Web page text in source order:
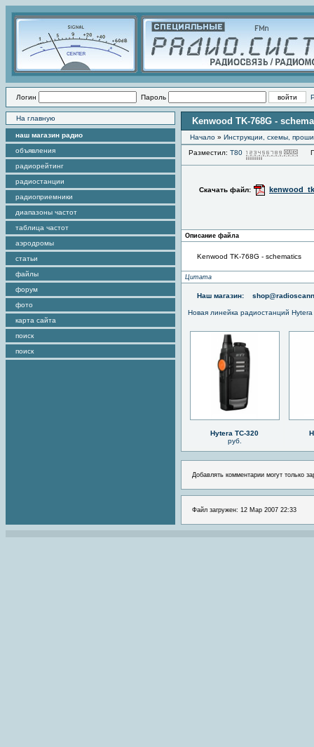
Логин Пароль
На главную
наш магазин радио
объявления
радиорейтинг
радиостанции
радиоприемники
диапазоны частот
таблица частот
аэродромы
статьи
файлы
форум
фото
карта сайта
поиск
поиск
Kenwood TK-768G -
Начало » Инструкции, схемы,
Разместил: Т80
Скачать файл:
Описание файла
Kenwood TK-768G - schematics
Цитата
Наш магазин:
Новая линейка радиостанций
Hytera TC-320
руб.
Добавлять комментарии могут только
Файл загружен: 12 Мар 2007 22:33